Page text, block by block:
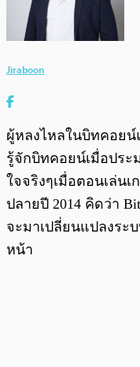
Jiraboon
ผู้หลงไหลในบิทคอยน์
รู้จักบิทคอยน์เมื่อประ
ใจจริงๆเมื่อตอนเล่น
ปลายปี 2014 คิดว่า
จะมาเปลี่ยนแปลงระ
หน้า